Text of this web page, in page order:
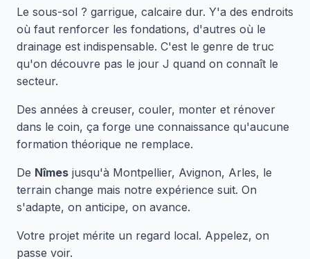
Le sous-sol ? garrigue, calcaire dur. Y'a des endroits
où faut renforcer les fondations, d'autres où le
drainage est indispensable. C'est le genre de truc
qu'on découvre pas le jour J quand on connaît le
secteur.
Des années à creuser, couler, monter et rénover
dans le coin, ça forge une connaissance qu'aucune
formation théorique ne remplace.
De Nîmes jusqu'à Montpellier, Avignon, Arles, le
terrain change mais notre expérience suit. On
s'adapte, on anticipe, on avance.
Votre projet mérite un regard local. Appelez, on
passe voir.